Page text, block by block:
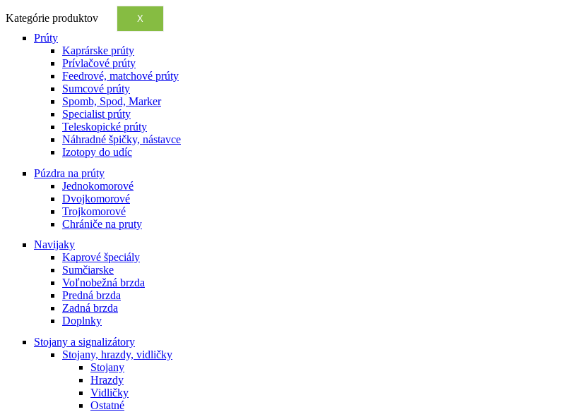
Kategórie produktov X
Prúty
Kaprárske prúty
Prívlačové prúty
Feedrové, matchové prúty
Sumcové prúty
Spomb, Spod, Marker
Specialist prúty
Teleskopické prúty
Náhradné špičky, nástavce
Izotopy do udíc
Púzdra na prúty
Jednokomorové
Dvojkomorové
Trojkomorové
Chrániče na pruty
Navijaky
Kaprové špeciály
Sumčiarske
Voľnobežná brzda
Predná brzda
Zadná brzda
Doplnky
Stojany a signalizátory
Stojany, hrazdy, vidličky
Stojany
Hrazdy
Vidličky
Ostatné